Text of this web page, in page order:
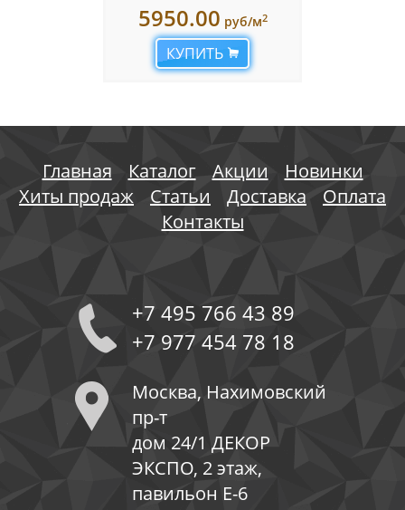
5950.00 руб/м2
КУПИТЬ
Главная Каталог Акции
Новинки
Хиты продаж
Статьи Доставка
Оплата
Контакты
+7 495 766 43 89
+7 977 454 78 18
Москва, Нахимовский
пр-т
дом 24/1 ДЕКОР
ЭКСПО, 2 этаж,
павильон Е-6